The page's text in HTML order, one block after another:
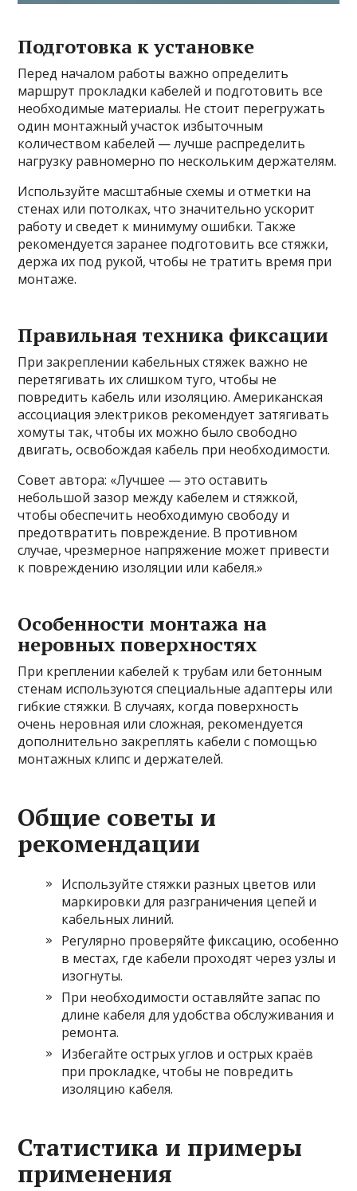
Подготовка к установке
Перед началом работы важно определить
маршрут прокладки кабелей и подготовить все
необходимые материалы. Не стоит перегружать
один монтажный участок избыточным
количеством кабелей — лучше распределить
нагрузку равномерно по нескольким держателям.
Используйте масштабные схемы и отметки на
стенах или потолках, что значительно ускорит
работу и сведет к минимуму ошибки. Также
рекомендуется заранее подготовить все стяжки,
держа их под рукой, чтобы не тратить время при
монтаже.
Правильная техника фиксации
При закреплении кабельных стяжек важно не
перетягивать их слишком туго, чтобы не
повредить кабель или изоляцию. Американская
ассоциация электриков рекомендует затягивать
хомуты так, чтобы их можно было свободно
двигать, освобождая кабель при необходимости.
Совет автора: «Лучшее — это оставить
небольшой зазор между кабелем и стяжкой,
чтобы обеспечить необходимую свободу и
предотвратить повреждение. В противном
случае, чрезмерное напряжение может привести
к повреждению изоляции или кабеля.»
Особенности монтажа на
неровных поверхностях
При креплении кабелей к трубам или бетонным
стенам используются специальные адаптеры или
гибкие стяжки. В случаях, когда поверхность
очень неровная или сложная, рекомендуется
дополнительно закреплять кабели с помощью
монтажных клипс и держателей.
Общие советы и
рекомендации
Используйте стяжки разных цветов или
маркировки для разграничения цепей и
кабельных линий.
Регулярно проверяйте фиксацию, особенно
в местах, где кабели проходят через узлы и
изогнуты.
При необходимости оставляйте запас по
длине кабеля для удобства обслуживания и
ремонта.
Избегайте острых углов и острых краёв
при прокладке, чтобы не повредить
изоляцию кабеля.
Статистика и примеры
применения